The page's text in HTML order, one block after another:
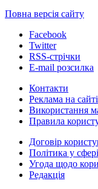
Повна версія сайту
Facebook
Twitter
RSS-стрічки
E-mail розсилка
Контакти
Реклама на сайті
Використання
Правила
Договір
Політика у
Угода щодо
Редакція